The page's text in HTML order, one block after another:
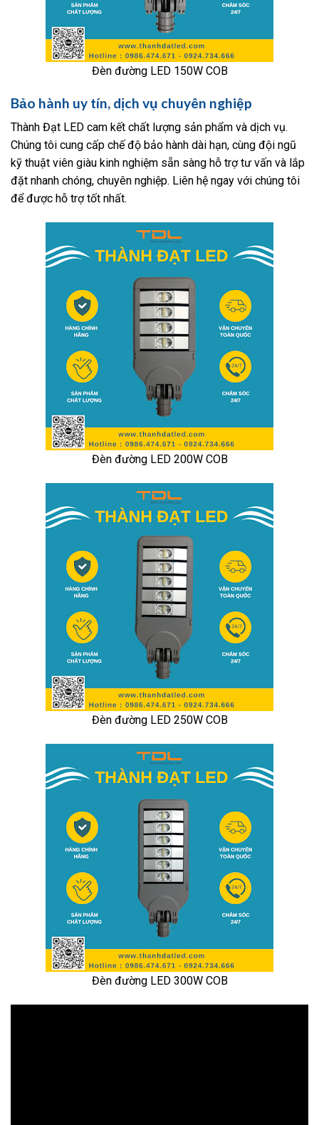
Đèn đường LED 150W COB
Bảo hành uy tín, dịch vụ chuyên nghiệp
Thành Đạt LED cam kết chất lượng sản phẩm và dịch vụ.
Chúng tôi cung cấp chế độ bảo hành dài hạn, cùng đội ngũ
kỹ thuật viên giàu kinh nghiệm sẵn sàng hỗ trợ tư vấn và lắp
đặt nhanh chóng, chuyên nghiệp. Liên hệ ngay với chúng tôi
để được hỗ trợ tốt nhất.
Đèn đường LED 200W COB
Đèn đường LED 250W COB
Đèn đường LED 300W COB